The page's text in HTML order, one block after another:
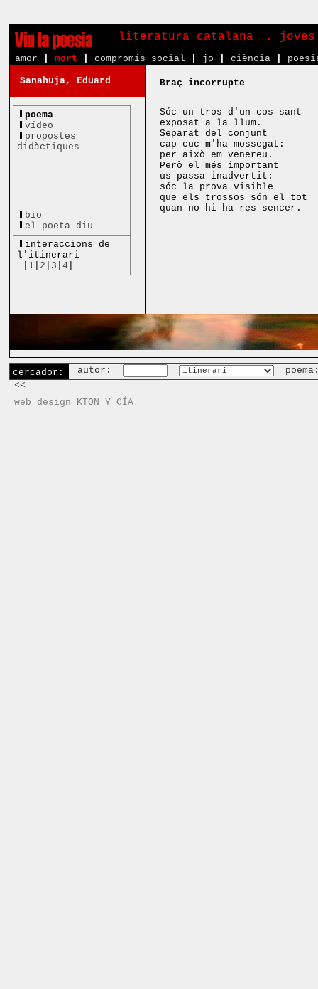
literatura catalana .
amor mort compromís social jo ciència
Sanahuja, Eduard
poema
vídeo
propostes
didàctiques
bio
el poeta diu
interaccions de
l'itinerari
1 2 3 |4
Braç incorrupte
Sóc un tros d'un cos sant
exposat a la llum.
Separat del conjunt
cap cuc m'ha mossegat:
per això em venereu.
Però el més important
us passa inadvertit:
sóc la prova visible
que els trossos són el tot
quan no hi ha res sencer.
cercador: autor:
<<
web design KTON Y CÍA